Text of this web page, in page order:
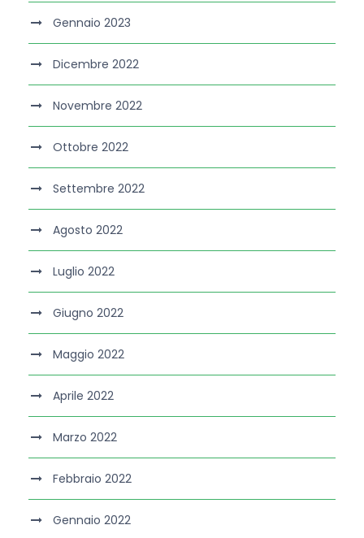
Gennaio 2023
Dicembre 2022
Novembre 2022
Ottobre 2022
Settembre 2022
Agosto 2022
Luglio 2022
Giugno 2022
Maggio 2022
Aprile 2022
Marzo 2022
Febbraio 2022
Gennaio 2022